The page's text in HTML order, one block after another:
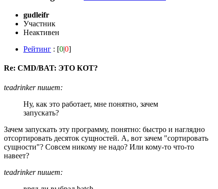
gudleifr
Участник
Неактивен
Рейтинг : [0|0]
Re: CMD/BAT: ЭТО КОТ?
teadrinker пишет:
Ну, как это работает, мне понятно, зачем
запускать?
Зачем запускать эту программу, понятно: быстро и наглядно
отсортировать десяток сущностей. А, вот зачем "сортировать
сущности"? Совсем никому не надо? Или кому-то что-то
навеет?
teadrinker пишет: